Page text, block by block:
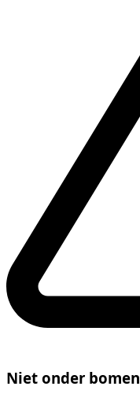
Niet onder bomen